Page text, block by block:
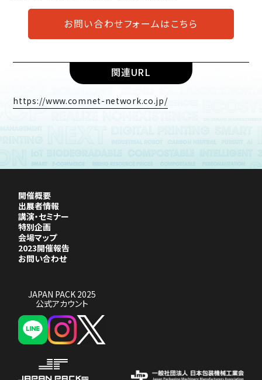
お問い合わせフォームはこちら
関連URL
https://www.comnet-network.co.jp/
開催概要
出展者情報
講演・セミナー
特別企画
会場マップ
2023開催報告
お問い合わせ
JAPAN PACK 2025
公式アカウント